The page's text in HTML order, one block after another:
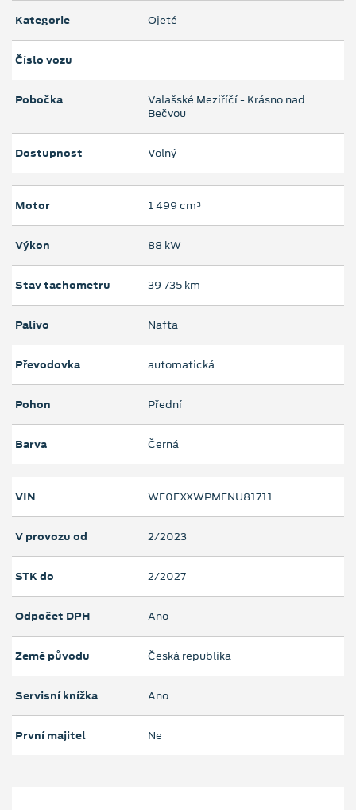
Kategorie Ojeté
Číslo vozu
Pobočka
Valašské Meziříčí - Krásno nad
Bečvou
Dostupnost Volný
Motor 1 499 cm³
Výkon 88 kW
Stav tachometru 39 735 km
Palivo Nafta
Převodovka automatická
Pohon Přední
Barva Černá
VIN WF0FXXWPMFNU81711
V provozu od 2/2023
STK do 2/2027
Odpočet DPH Ano
Země původu Česká republika
Servisní knížka Ano
První majitel Ne